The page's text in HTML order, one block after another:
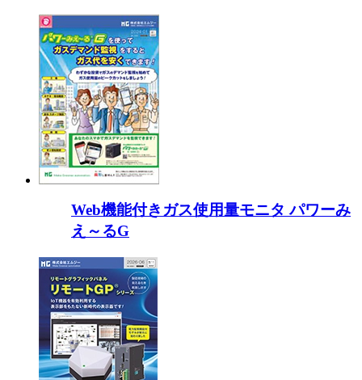
Web機能付きガス使用量モニタ パワーみ
え～るG